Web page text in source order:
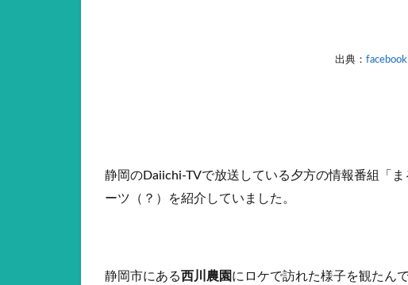
出典：
静岡のDaiichi-TVで放送している夕方の情報番組「ま
ーツ（？）を紹介していました。
静岡市にある西川農園にロケで訪れた様子を観たん